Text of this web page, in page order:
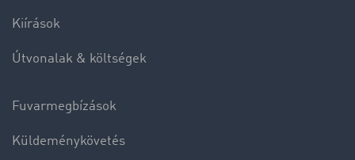
Kiírások
Útvonalak & költségek
Fuvarmegbízások
Küldeménykövetés